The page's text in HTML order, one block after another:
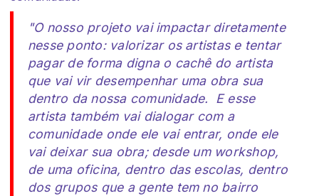
"O nosso projeto vai impactar diretamente
nesse ponto: valorizar os artistas e tentar
pagar de forma digna o cachê do artista
que vai vir desempenhar uma obra sua
dentro da nossa comunidade. E esse
artista também vai dialogar com a
comunidade onde ele vai entrar, onde ele
vai deixar sua obra; desde um workshop,
de uma oficina, dentro das escolas, dentro
dos grupos que a gente tem no bairro